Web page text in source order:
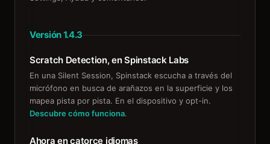
Versión 1.4.3
Scratch Detection, en Spinstack Labs
En una Silent Session, Spinstack escucha a través del
micrófono en busca de arañazos en la superficie y los
mapea pista por pista. En el dispositivo y opt-in.
Descubre cómo funciona.
Ahora en catorce idiomas